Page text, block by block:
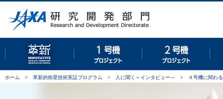
ホーム > 革新的衛星技術実証プログラム > 人に聞く～インタビュー～ > ４号機に関わ